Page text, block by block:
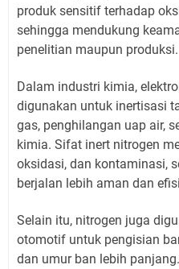
produk sensitif terhadap
sehingga mendukung
penelitian maupun produksi.
Dalam industri kimia,
digunakan untuk inertisasi
gas, penghilangan uap air,
kimia. Sifat inert nitrogen
oksidasi, dan kontaminasi,
berjalan lebih aman dan
Selain itu, nitrogen juga
otomotif untuk pengisian
dan umur ban lebih